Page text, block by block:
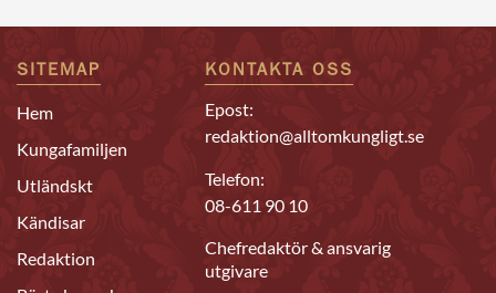
SITEMAP
Hem
Kungafamiljen
Utländskt
Kändisar
Redaktion
KONTAKTA OSS
Epost:
redaktion@alltomkungligt.se
Telefon:
08-611 90 10
Chefredaktör & ansvarig
utgivare